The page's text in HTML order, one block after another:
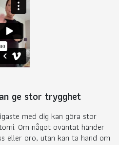
ge stor trygghet
med dig kan göra stor
Om något oväntat händer
eller oro, utan kan ta hand om